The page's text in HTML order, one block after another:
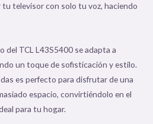
televisor con solo tu voz, haciendo
del TCL L43S5400 se adapta a
un toque de sofisticación y estilo.
es perfecto para disfrutar de una
espacio, convirtiéndolo en el
para tu hogar.